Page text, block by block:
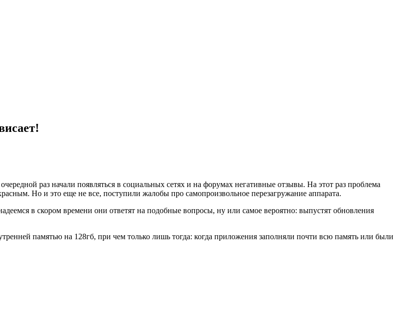
раз начали появляться в социальных сетях и на форумах негативные отзывы. На этот раз проблема
Но и это еще не все, поступили жалобы про самопроизвольное перезагружание аппарата.
в скором времени они ответят на подобные вопросы, ну или самое вероятно: выпустят обновления
памятью на 128гб, при чем только лишь тогда: когда приложения заполняли почти всю память или были